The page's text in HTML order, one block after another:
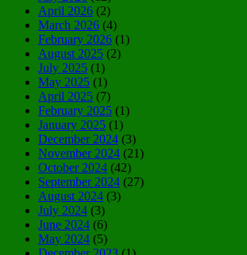
April 2026 (2)
March 2026 (4)
February 2026 (1)
August 2025 (2)
July 2025 (1)
May 2025 (1)
April 2025 (7)
February 2025 (1)
January 2025 (1)
December 2024 (3)
November 2024 (21)
October 2024 (42)
September 2024 (27)
August 2024 (3)
July 2024 (3)
June 2024 (6)
May 2024 (5)